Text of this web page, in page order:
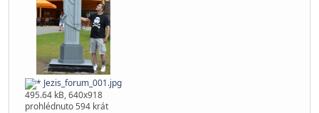
Jezis_forum_001.jpg
495.64 kB, 640x918
prohlédnuto 594 krát